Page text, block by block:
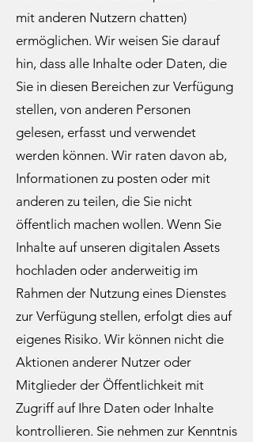
mit anderen Nutzern chatten)
ermöglichen. Wir weisen Sie darauf
hin, dass alle Inhalte oder Daten, die
Sie in diesen Bereichen zur Verfügung
stellen, von anderen Personen
gelesen, erfasst und verwendet
werden können. Wir raten davon ab,
Informationen zu posten oder mit
anderen zu teilen, die Sie nicht
öffentlich machen wollen. Wenn Sie
Inhalte auf unseren digitalen Assets
hochladen oder anderweitig im
Rahmen der Nutzung eines Dienstes
zur Verfügung stellen, erfolgt dies auf
eigenes Risiko. Wir können nicht die
Aktionen anderer Nutzer oder
Mitglieder der Öffentlichkeit mit
Zugriff auf Ihre Daten oder Inhalte
kontrollieren. Sie nehmen zur Kenntnis